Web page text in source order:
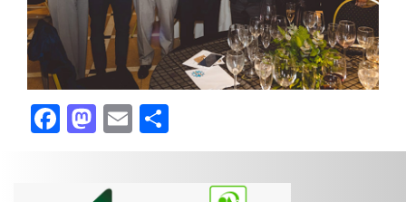
Facebook
Mastodon
Email